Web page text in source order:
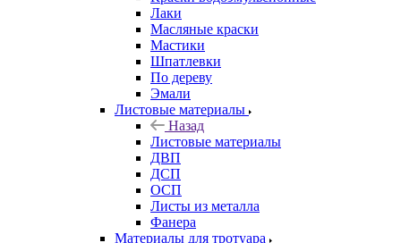
Лаки
Масляные краски
Мастики
Шпатлевки
По дереву
Эмали
Листовые материалы
Назад
Листовые материалы
ДВП
ДСП
ОСП
Листы из металла
Фанера
Материалы для тротуара